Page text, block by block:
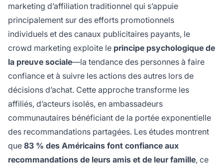
marketing d’affiliation traditionnel qui s’appuie
principalement sur des efforts promotionnels
individuels et des canaux publicitaires payants, le
crowd marketing exploite le principe psychologique de
la preuve sociale—la tendance des personnes à faire
confiance et à suivre les actions des autres lors de
décisions d’achat. Cette approche transforme les
affiliés, d’acteurs isolés, en ambassadeurs
communautaires bénéficiant de la portée exponentielle
des recommandations partagées. Les études montrent
que 83 % des Américains font confiance aux
recommandations de leurs amis et de leur famille, ce